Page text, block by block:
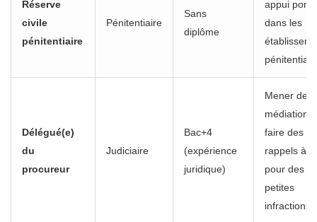
Réserve
civile
pénitentiaire
Pénitentiaire
Sans
diplôme
appui
dans les
Délégué(e)
du
procureur
Judiciaire
Bac+4
(expérience
juridique)
Mener des
médiations,
faire des
rappels à
pour des
petites
infractions.